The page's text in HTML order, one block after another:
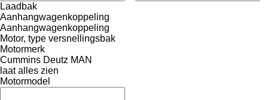
Laadbak
Aanhangwagenkoppeling
Aanhangwagenkoppeling
Motor, type versnellingsbak
Motormerk
Cummins Deutz MAN
laat alles zien
Motormodel